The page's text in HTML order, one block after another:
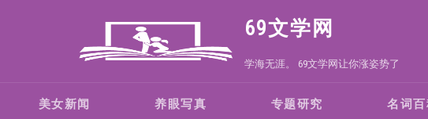
69文学网
学海无涯。 69文学网让你涨姿势了
美女新闻 养眼写真 专题研究 名词百